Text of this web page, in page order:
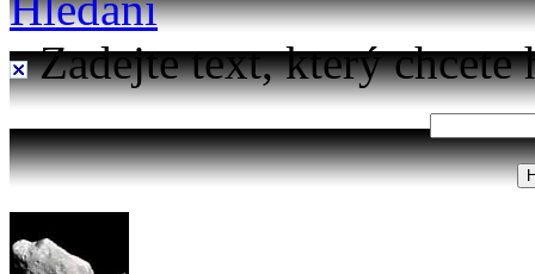
Zadejte text, který chcete